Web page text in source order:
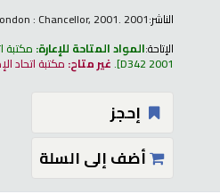
الناشر:: Chancellor, 2001. 2001
الإتاحة:المواد المتاحة للإعارة: مكتبة
D342 2001
.غير متاح: مكتبة اتحاد
إحجز
أضف إلى السلة